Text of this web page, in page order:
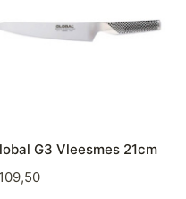
G3 Vleesmes 21cm
109,50